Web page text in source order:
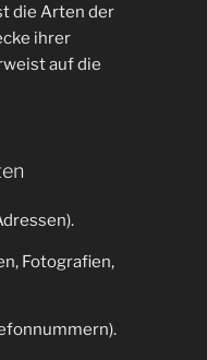
die Arten der
ihrer
auf die
Fotografien,